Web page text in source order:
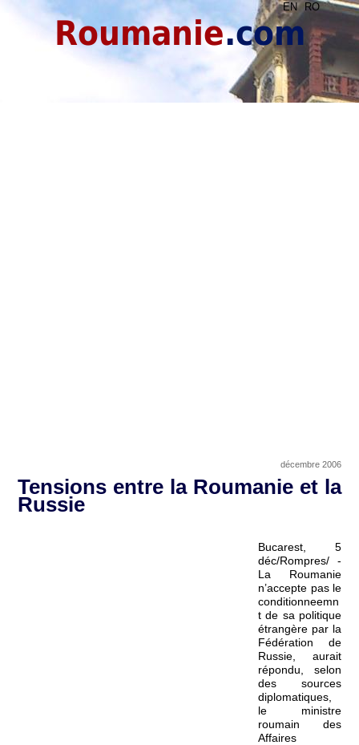
EN RO
Roumanie.com
décembre 2006
Tensions entre la Roumanie et la
Russie
Bucarest, 5
déc/Rompres/ -
La Roumanie
n’accepte pas le
conditionneemn
t de sa politique
étrangère par la
Fédération de
Russie, aurait
répondu, selon
des sources
diplomatiques,
le ministre
roumain des
Affaires